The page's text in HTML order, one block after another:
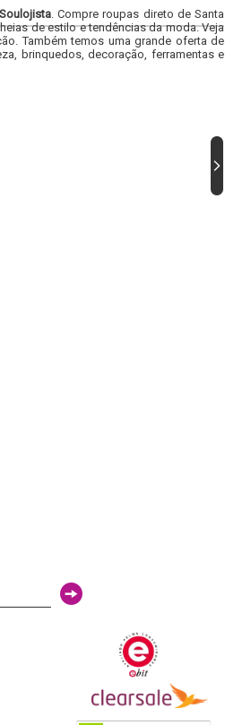
Soulojista. Compre roupas direto de Santa
de estilo e tendências da moda. Veja
Também temos uma grande oferta de
brinquedos, decoração, ferramentas e